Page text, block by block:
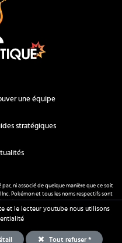
une équipe
stratégiques
ni associé de quelque manière que ce soit
Pokémon et tous les noms respectifs sont
© de Nintendo 1996-2026.
- Coup Critique
et le lecteur youtube nous utilisons
Tout refuser *